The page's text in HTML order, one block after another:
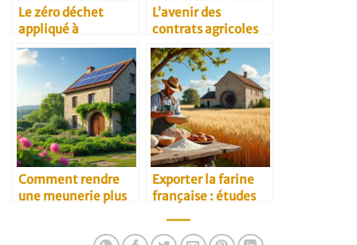
Le zéro déchet
appliqué à
l’agriculture
céréalière
L’avenir des
contrats agricoles
B2B
Comment rendre
une meunerie plus
Exporter la farine
française : études